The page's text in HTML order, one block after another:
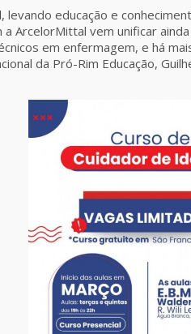
levando educação e
ArcelorMittal vem unificar ainda
em enfermagem, e há
da Pró-Rim Educação,